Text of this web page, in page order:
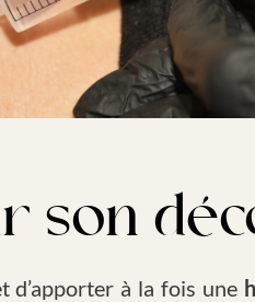
son
d’apporter à la fois une